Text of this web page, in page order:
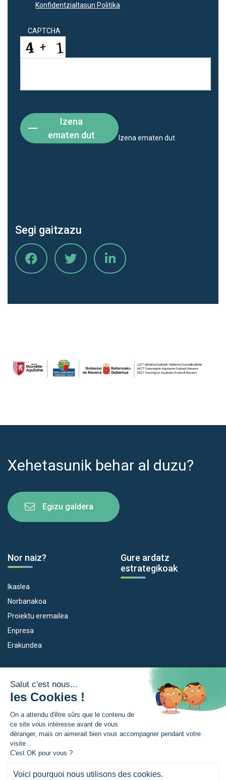
Konfidentzialtasun Politika
CAPTCHA
Izena
ematen dut
Izena ematen dut
Segi gaitzazu
Xehetasunik behar al duzu?
Egizu galdera
Nor naiz?
Ikaslea
Norbanakoa
Proiektu eremailea
Enpresa
Erakundea
Gure ardatz
estrategikoak
Empleo
Eskola Futura
Forma NAEN
TRANSFERMUGA-RREKIN
Euroeskualdea
Zer da Euroeskualdea?
Berriak
Prentsa gunia